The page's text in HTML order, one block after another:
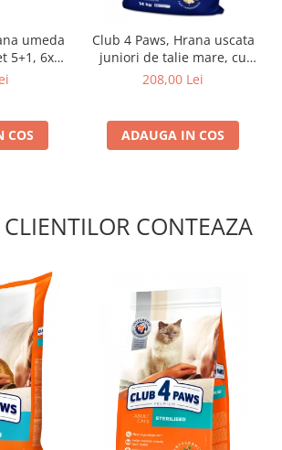
umeda
5+1, 6x80
COS
Club 4 Paws, Hrana uscata
juniori de talie mare, cu
pui, 14kg
208,00 Lei
ADAUGA IN COS
CLIENTILOR CONTEAZA